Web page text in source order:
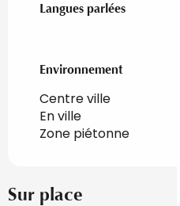
Langues parlées
Langues parlées
Environnement
Environnement
Centre ville
En ville
Zone piétonne
Sur place